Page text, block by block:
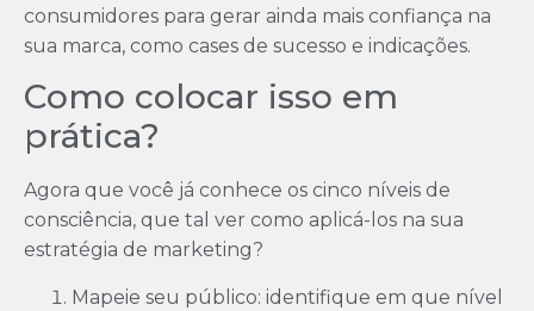
consumidores para gerar ainda mais confiança na
sua marca, como cases de sucesso e indicações.
Como colocar isso em
prática?
Agora que você já conhece os cinco níveis de
consciência, que tal ver como aplicá-los na sua
estratégia de marketing?
Mapeie seu público: identifique em que nível